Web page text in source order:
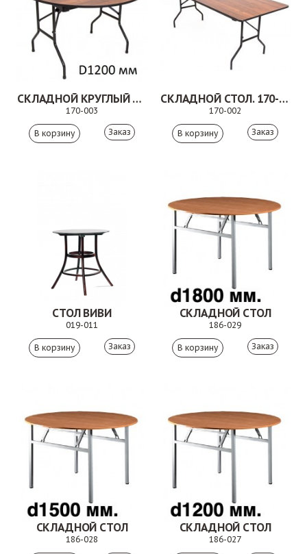
СКЛАДНОЙ КРУГЛЫЙ БАНКЕТНЫЙ СТОЛ 170-003
170-003
Заказ
СКЛАДНОЙ СТОЛ. 170-002
170-002
Заказ
СТОЛ ВИВИ
019-011
Заказ
СКЛАДНОЙ СТОЛ
186-029
Заказ
СКЛАДНОЙ СТОЛ
186-028
СКЛАДНОЙ СТОЛ
186-027